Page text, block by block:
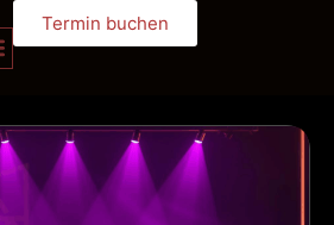
Termin buchen